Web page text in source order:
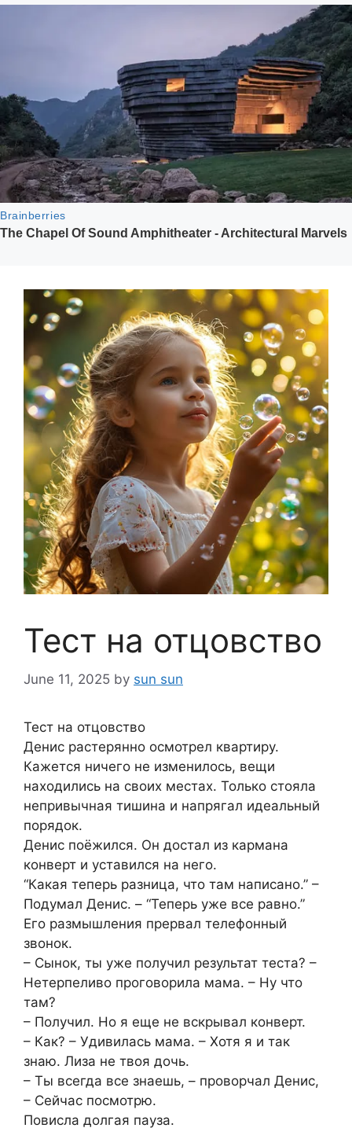
Тест на отцовство
June 11, 2025 by sun sun
Тест на отцовство
Денис растерянно осмотрел квартиру.
Кажется ничего не изменилось, вещи
находились на своих местах. Только стояла
непривычная тишина и напрягал идеальный
порядок.
Денис поёжился. Он достал из кармана
конверт и уставился на него.
“Какая теперь разница, что там написано.” –
Подумал Денис. – “Теперь уже все равно.”
Его размышления прервал телефонный
звонок.
– Сынок, ты уже получил результат теста? –
Нетерпеливо проговорила мама. – Ну что
там?
– Получил. Но я еще не вскрывал конверт.
– Как? – Удивилась мама. – Хотя я и так
знаю. Лиза не твоя дочь.
– Ты всегда все знаешь, – проворчал Денис,
– Сейчас посмотрю.
Повисла долгая пауза.